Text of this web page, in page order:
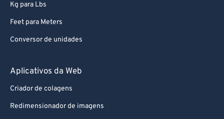
Kg para Lbs
Feet para Meters
Conversor de unidades
Aplicativos da Web
Criador de colagens
Redimensionador de imagens